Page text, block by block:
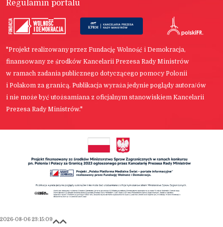
Regulamin portalu
"Projekt realizowany przez Fundację Wolność i Demokracja,
finansowany ze środków Kancelarii Prezesa Rady Ministrów
w ramach zadania publicznego dotyczącego pomocy Polonii
i Polakom za granicą. Publikacja wyraża jedynie poglądy autora/ów
i nie może być utożsamiana z oficjalnym stanowiskiem Kancelarii
Prezesa Rady Ministrów."
2026-08-06 23:15:09